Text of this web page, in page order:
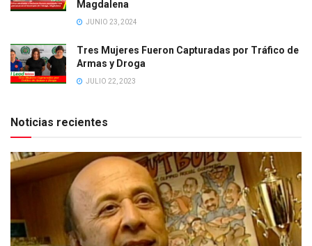
Magdalena
JUNIO 23, 2024
Tres Mujeres Fueron Capturadas por Tráfico de
Armas y Droga
JULIO 22, 2023
Noticias recientes